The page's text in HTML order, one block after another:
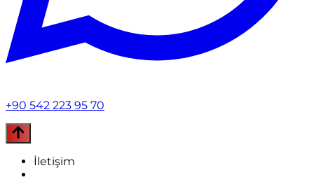
+90 542 223 95 70
İletişim